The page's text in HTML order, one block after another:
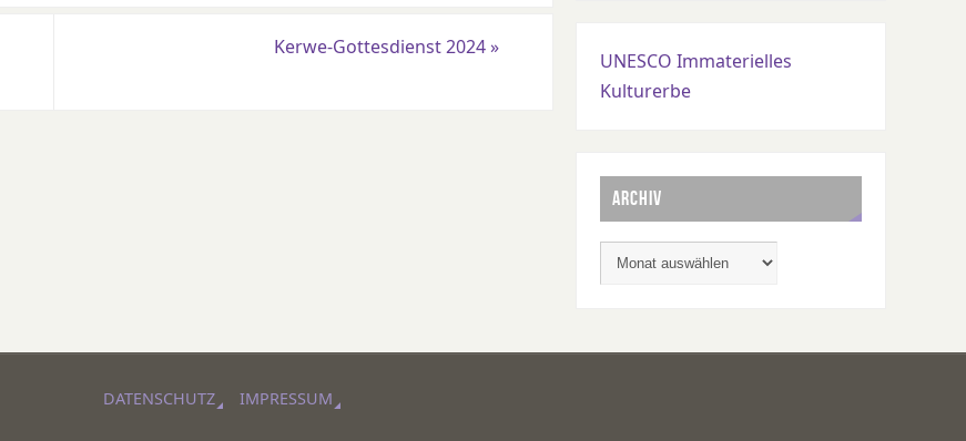
Kerwe-Gottesdienst 2024»
UNESCO Immaterielles
Kulturerbe
ARCHIV
DATENSCHUTZ IMPRESSUM